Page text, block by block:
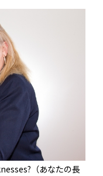
（あなたの長